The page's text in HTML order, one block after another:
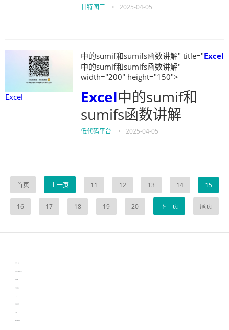
甘特图三 • 2025-04-05
Excel
中的sumif和sumifs函数讲解" title="Excel
中的sumif和sumifs函数讲解"
width="200" height="150">
Excel中的sumif和
sumifs函数讲解
低代码平台 • 2025-04-05
首页 上一页 11 12 13 14 15
16 17 18 19 20 下一页 尾页